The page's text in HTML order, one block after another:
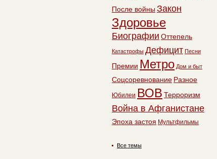
После войны Закон
Здоровье
Биографии Оттепель
Катастрофы Дефицит Песни
Премии Метро Дом и быт
Соцсоревнование Разное
Юбилеи ВОВ Терроризм
Война в Афганистане
Эпоха застоя Мультфильмы
Все темы